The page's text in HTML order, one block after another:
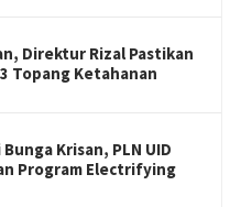
Direktur Rizal Pastikan
Topang Ketahanan
Krisan, PLN UID
Program Electrifying